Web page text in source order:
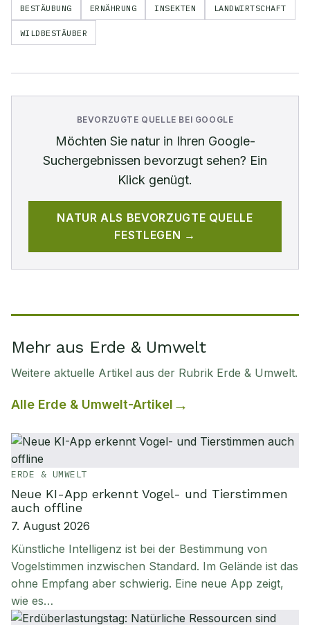
BESTÄUBUNG ERNÄHRUNG INSEKTEN LANDWIRTSCHAFT
WILDBESTÄUBER
BEVORZUGTE QUELLE BEI GOOGLE
Möchten Sie naturin Ihren Google-
Suchergebnissen bevorzugt sehen? Ein
Klick genügt.
NATUR ALS BEVORZUGTE QUELLE
FESTLEGEN →
Mehr aus Erde & Umwelt
Weitere aktuelle Artikel aus der Rubrik Erde & Umwelt.
Alle Erde & Umwelt-Artikel
ERDE & UMWELT
Neue KI-App erkennt Vogel- und Tierstimmen
auch offline
7. August 2026
Künstliche Intelligenz ist bei der Bestimmung von
Vogelstimmen inzwischen Standard. Im Gelände ist das
ohne Empfang aber schwierig. Eine neue App zeigt,
wie es…